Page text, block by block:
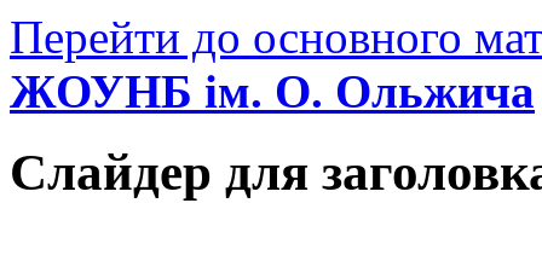
Перейти до основного
ЖОУНБ ім. О. Ольжича
Слайдер для